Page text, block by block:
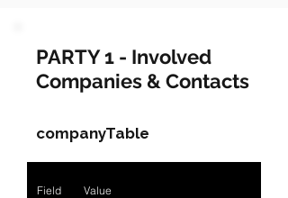
PARTY 1 - Involved
Companies & Contacts
companyTable
Field Value